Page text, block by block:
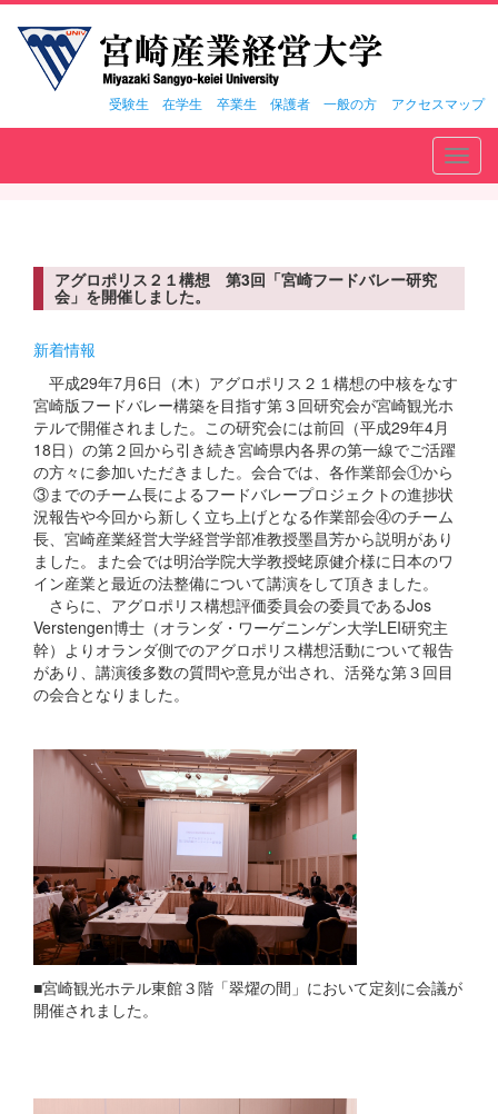
受験生 在学生 卒業生 保護者 一般の方 アクセスマップ
アグロポリス２１構想 第3回「宮崎フードバレー研究
会」を開催しました。
新着情報
平成29年7月6日（木）アグロポリス２１構想の中核をなす
宮崎版フードバレー構築を目指す第３回研究会が宮崎観光ホ
テルで開催されました。この研究会には前回（平成29年4月
18日）の第２回から引き続き宮崎県内各界の第一線でご活躍
の方々に参加いただきました。会合では、各作業部会①から
③までのチーム長によるフードバレープロジェクトの進捗状
況報告や今回から新しく立ち上げとなる作業部会④のチーム
長、宮崎産業経営大学経営学部准教授墨昌芳から説明があり
ました。また会では明治学院大学教授蛯原健介様に日本のワ
イン産業と最近の法整備について講演をして頂きました。
さらに、アグロポリス構想評価委員会の委員であるJos
Verstengen博士（オランダ・ワーゲニンゲン大学LEI研究主
幹）よりオランダ側でのアグロポリス構想活動について報告
があり、講演後多数の質問や意見が出され、活発な第３回目
の会合となりました。
■宮崎観光ホテル東館３階「翠燿の間」において定刻に会議が
開催されました。